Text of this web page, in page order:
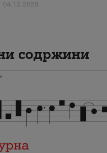
04.12.2025
содржини